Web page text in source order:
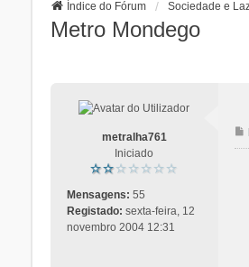
Índice do Fórum Sociedade e
Metro Mondego
metralha761
Iniciado
Mensagens: 55
Registado: sexta-feira, 12
novembro 2004 12:31